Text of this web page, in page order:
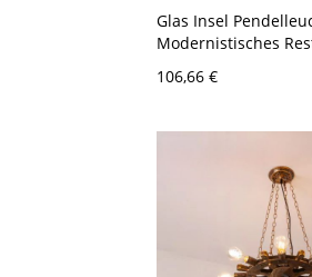
Glas Insel
Modernistisches
Schwarz 7 Bernstein
106,66 €